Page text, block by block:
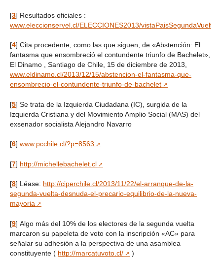
[3] Resultados oficiales :
www.eleccionservel.cl/ELECCIONES2013/vistaPaisSegundaVuelta
[4] Cita procedente, como las que siguen, de «Abstención: El
fantasma que ensombreció el contundente triunfo de Bachelet»,
El Dinamo , Santiago de Chile, 15 de diciembre de 2013,
www.eldinamo.cl/2013/12/15/abstencion-el-fantasma-que-
ensombrecio-el-contundente-triunfo-de-bachelet
[5] Se trata de la Izquierda Ciudadana (IC), surgida de la
Izquierda Cristiana y del Movimiento Amplio Social (MAS) del
exsenador socialista Alejandro Navarro
[6] www.pcchile.cl/?p=8563
[7] http://michellebachelet.cl
[8] Léase: http://ciperchile.cl/2013/11/22/el-arranque-de-la-
segunda-vuelta-desnuda-el-precario-equilibrio-de-la-nueva-
mayoria
[9] Algo más del 10% de los electores de la segunda vuelta
marcaron su papeleta de voto con la inscripción «AC» para
señalar su adhesión a la perspectiva de una asamblea
constituyente ( http://marcatuvoto.cl/ )